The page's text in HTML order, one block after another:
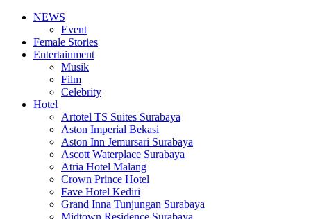
NEWS
Event
Female Stories
Entertainment
Musik
Film
Celebrity
Hotel
Artotel TS Suites Surabaya
Aston Imperial Bekasi
Aston Inn Jemursari Surabaya
Ascott Waterplace Surabaya
Atria Hotel Malang
Crown Prince Hotel
Fave Hotel Kediri
Grand Inna Tunjungan Surabaya
Midtown Residence Surabaya